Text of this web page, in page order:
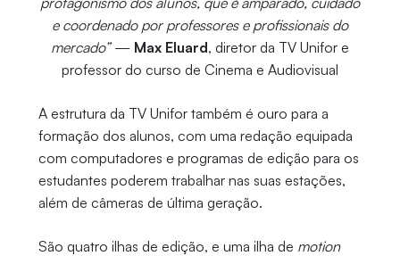
e coordenado por professores e profissionais do
mercado”— Max Eluard, diretor da TV Unifor e
professor do curso de Cinema e Audiovisual
A estrutura da TV Unifor também é ouro para a
formação dos alunos, com uma redação equipada
com computadores e programas de edição para os
estudantes poderem trabalhar nas suas estações,
além de câmeras de última geração.
São quatro ilhas de edição, e uma ilha de motion